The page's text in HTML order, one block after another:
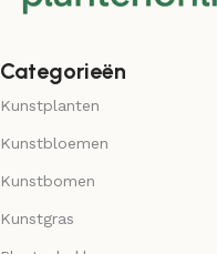
Categorieën
Kunstplanten
Kunstbloemen
Kunstbomen
Kunstgras